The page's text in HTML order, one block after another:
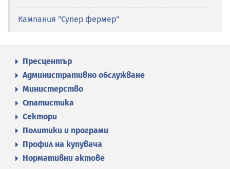
Кампания "Супер фермер"
Пресцентър
Административно обслужване
Министерство
Статистика
Сектори
Политики и програми
Профил на купувача
Нормативни актове